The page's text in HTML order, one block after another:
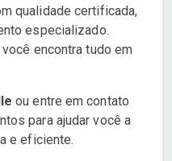
qualidade certificada,
especializado.
encontra tudo em
ou entre em contato
para ajudar você a
e eficiente.